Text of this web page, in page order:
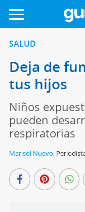
SALUD
Deja de
tus hijos
Niños
pueden
respiratorias
Marisol Nuevo,